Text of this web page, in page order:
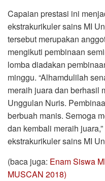
Capaian prestasi ini
ekstrakurikuler sains MI
tersebut merupakan
mengikuti pembinaan
lomba diadakan
minggu. “Alhamdulilah
meraih juara dan berhasil
Unggulan Nuris.
berbuah manis. Semoga
dan kembali meraih
ekstrakurikuler sains MI
(baca juga: Enam Siswa
MUSCAN 2018)